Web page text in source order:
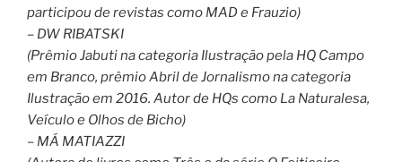
participou de revistas como MAD e Frauzio)
– DW RIBATSKI
(Prêmio Jabuti na categoria Ilustração pela HQ Campo
em Branco, prêmio Abril de Jornalismo na categoria
Ilustração em 2016. Autor de HQs como La Naturalesa,
Veículo e Olhos de Bicho)
– MÁ MATIAZZI